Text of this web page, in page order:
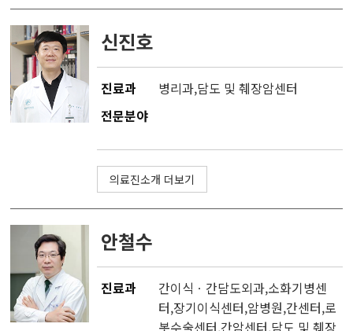
신진호
진료과 병리과,담도 및 췌장암센터
전문분야
의료진소개 더보기
안철수
진료과 간이식ㆍ간담도외과,소화기병센
터,장기이식센터,암병원,간센터,로
봇수술센터,간암센터,담도 및 췌장